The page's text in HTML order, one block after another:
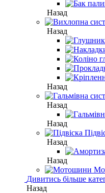
Назад
Назад
Назад
Назад
Назад
Назад
Назад
Дивитись більше
Назад